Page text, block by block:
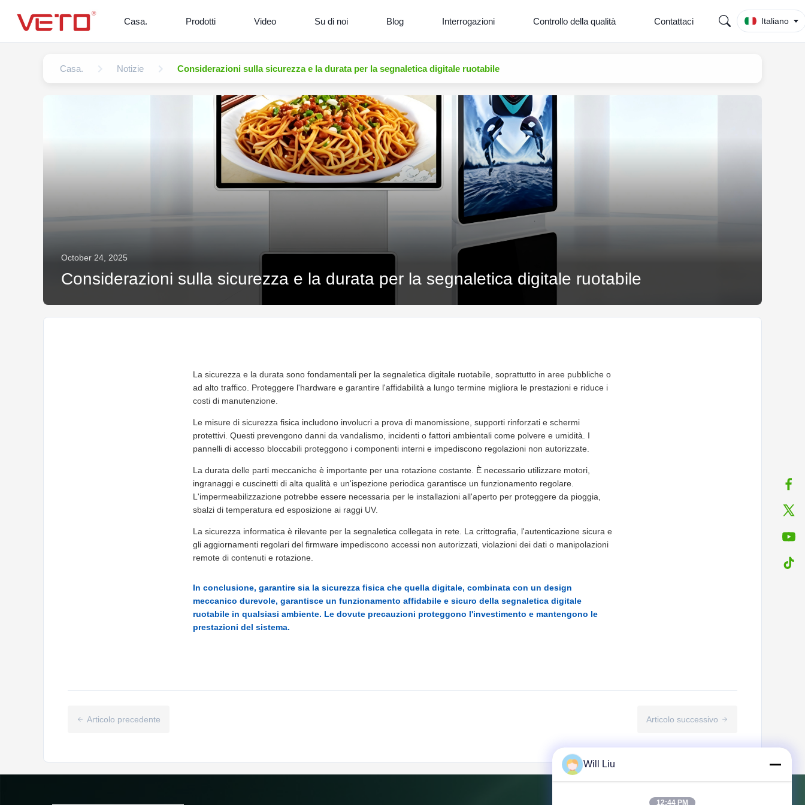
Casa. Prodotti Video Su di noi Blog Interrogazioni Controllo della qualità Contattaci Italiano
Casa. Notizie Considerazioni sulla sicurezza e la durata per la segnaletica digitale ruotabile
October 24, 2025
Considerazioni sulla sicurezza e la durata per la segnaletica digitale ruotabile
La sicurezza e la durata sono fondamentali per la segnaletica digitale ruotabile, soprattutto in aree pubbliche o
ad alto traffico. Proteggere l'hardware e garantire l'affidabilità a lungo termine migliora le prestazioni e riduce i
costi di manutenzione.
Le misure di sicurezza fisica includono involucri a prova di manomissione, supporti rinforzati e schermi
protettivi. Questi prevengono danni da vandalismo, incidenti o fattori ambientali come polvere e umidità. I
pannelli di accesso bloccabili proteggono i componenti interni e impediscono regolazioni non autorizzate.
La durata delle parti meccaniche è importante per una rotazione costante. È necessario utilizzare motori,
ingranaggi e cuscinetti di alta qualità e un'ispezione periodica garantisce un funzionamento regolare.
L'impermeabilizzazione potrebbe essere necessaria per le installazioni all'aperto per proteggere da pioggia,
sbalzi di temperatura ed esposizione ai raggi UV.
La sicurezza informatica è rilevante per la segnaletica collegata in rete. La crittografia, l'autenticazione sicura e
gli aggiornamenti regolari del firmware impediscono accessi non autorizzati, violazioni dei dati o manipolazioni
remote di contenuti e rotazione.
In conclusione, garantire sia la sicurezza fisica che quella digitale, combinata con un design
meccanico durevole, garantisce un funzionamento affidabile e sicuro della segnaletica digitale
ruotabile in qualsiasi ambiente. Le dovute precauzioni proteggono l'investimento e mantengono le
prestazioni del sistema.
Articolo precedente Articolo successivo
Will Liu
12:44 PM